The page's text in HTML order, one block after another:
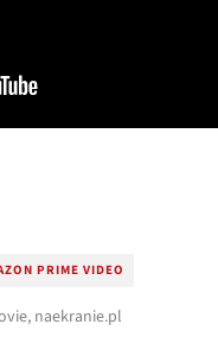
PRIME VIDEO
naekranie.pl